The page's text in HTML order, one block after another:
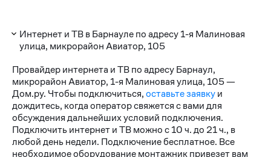
Интернет и ТВ в Барнауле по адресу 1-я Малиновая
улица, микрорайон Авиатор, 105
Провайдер интернета и ТВ по адресу Барнаул,
микрорайон Авиатор, 1-я Малиновая улица, 105 —
Дом.ру. Чтобы подключиться,оставьте заявкуи
дождитесь, когда оператор свяжется с вами для
обсуждения дальнейших условий подключения.
Подключить интернет и ТВ можно с 10 ч. до 21 ч., в
любой день недели. Подключение бесплатное. Все
необходимое оборудование монтажник привезет вам